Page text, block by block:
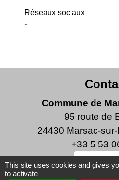
Réseaux sociaux
-
Commune de
95 route de
24430 Marsac-
+33 5 53
Écrire à la
This site uses cookies and gives
to activate